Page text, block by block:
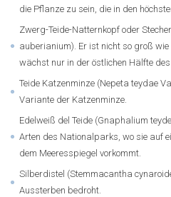
die Pflanze zu sein, die in den
Zwerg-Teide-Natternkopf oder
auberianium). Er ist nicht so groß
wächst nur in der östlichen Hälfte
Teide Katzenminze (Nepeta teydae
Variante der Katzenminze.
Edelweiß del Teide (Gnaphalium
Arten des Nationalparks, wo sie auf
dem Meeresspiegel vorkommt.
Silberdistel (Stemmacantha
Aussterben bedroht.